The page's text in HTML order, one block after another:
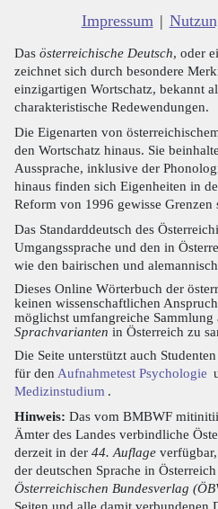
Impressum |
Das österreichische Deutsch, oder
zeichnet sich durch besondere
einzigartigen Wortschatz, bekannt
charakteristische Redewendungen.
Die Eigenarten von
den Wortschatz hinaus. Sie
Aussprache, inklusive der
hinaus finden sich Eigenheiten in
Reform von 1996 gewisse Grenzen
Das Standarddeutsch des
Umgangssprache und den in
wie den bairischen und
Dieses Online Wörterbuch der
keinen wissenschaftlichen
möglichst umfangreiche Sammlung
Sprachvarianten in Österreich zu
Die Seite unterstützt auch
für den Aufnahmetest Psychologie
Medizinstudium .
Hinweis: Das vom BMBWF
Ämter des Landes verbindliche
derzeit in der 44. Auflage
der deutschen Sprache in
Österreichischen Bundesverlag
Seiten und alle damit verbundenen